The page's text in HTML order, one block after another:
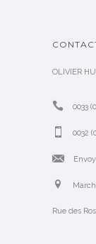
OLIVIER
0033
0032
Rue des